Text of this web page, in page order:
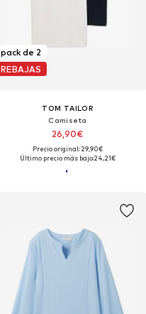
pack de 2
REBAJAS
TOM TAILOR
Camiseta
26,90€
Precio original: 29,90€
Último precio más bajo:24,21€